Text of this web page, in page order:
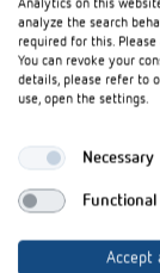
Artikel-Nr.
Analytics on this
analyze the search
required for this.
You can revoke your
details, please refer to
use, open the settings.
Necessary
Functional
Accept